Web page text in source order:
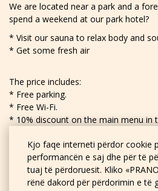
Kjo faqe interneti përdor cookie
performancën e saj dhe për të
tuaj të përdoruesit. Kliko
rënë dakord për përdorimin e të
We are located near a park and a
spend a weekend at our park hotel?
* Visit our sauna to relax body and
* Get some fresh air
The price includes:
* Free parking.
* Free Wi-Fi.
* 10% discount on the main menu in
* 20% discount on sauna with
* Room-service.
REZERVO TANI